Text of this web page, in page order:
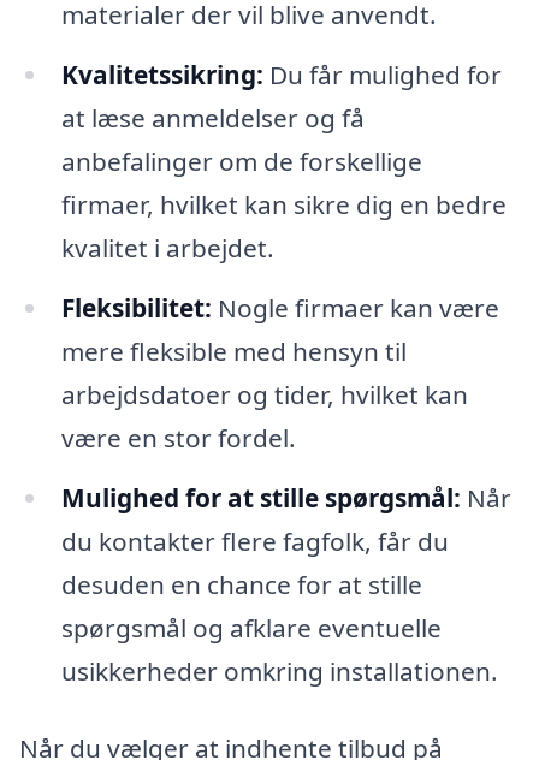
materialer der vil blive anvendt.
Kvalitetssikring: Du får mulighed for
at læse anmeldelser og få
anbefalinger om de forskellige
firmaer, hvilket kan sikre dig en bedre
kvalitet i arbejdet.
Fleksibilitet: Nogle firmaer kan være
mere fleksible med hensyn til
arbejdsdatoer og tider, hvilket kan
være en stor fordel.
Mulighed for at stille spørgsmål: Når
du kontakter flere fagfolk, får du
desuden en chance for at stille
spørgsmål og afklare eventuelle
usikkerheder omkring installationen.
Når du vælger at indhente tilbud på